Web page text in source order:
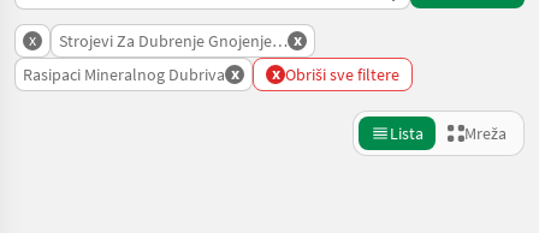
x Strojevi Za Dubrenje Gnojenje I Navodnjavanje
x
Rasipaci Mineralnog Dubriva x x Obriši sve filtere
Lista Mreža